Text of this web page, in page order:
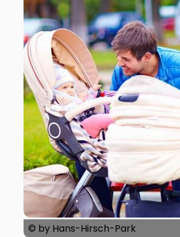
© by Hans-Hirsch-Park